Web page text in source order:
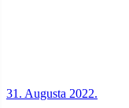
31. Augusta 2022.